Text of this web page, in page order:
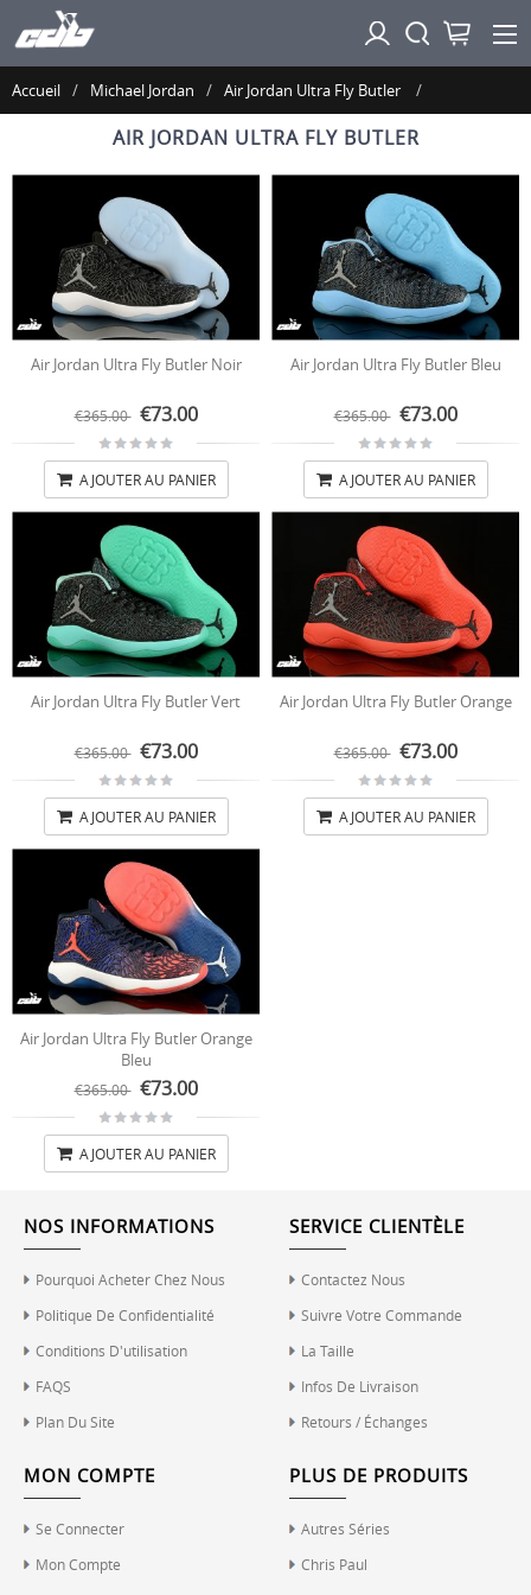
Accueil Michael Jordan Air Jordan Ultra Fly Butler
AIR JORDAN ULTRA FLY BUTLER
Air Jordan Ultra Fly Butler Noir
€365.00 €73.00
AJOUTER AU PANIER
Air Jordan Ultra Fly Butler Bleu
€365.00 €73.00
AJOUTER AU PANIER
Air Jordan Ultra Fly Butler Vert
€365.00 €73.00
AJOUTER AU PANIER
Air Jordan Ultra Fly Butler Orange
€365.00 €73.00
AJOUTER AU PANIER
Air Jordan Ultra Fly Butler Orange
Bleu
€365.00 €73.00
AJOUTER AU PANIER
NOS INFORMATIONS
Pourquoi Acheter Chez Nous
Politique De Confidentialité
Conditions D'utilisation
FAQS
Plan Du Site
SERVICE CLIENTÈLE
Contactez Nous
Suivre Votre Commande
La Taille
Infos De Livraison
Retours / Échanges
MON COMPTE
Se Connecter
Mon Compte
PLUS DE PRODUITS
Autres Séries
Chris Paul